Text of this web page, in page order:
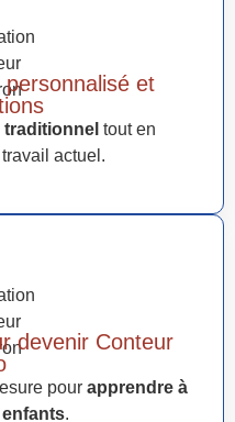
et
tout en
actuel.
devenir Conteur
pour apprendre à
.